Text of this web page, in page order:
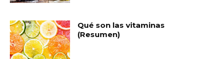
Qué son las vitaminas
(Resumen)